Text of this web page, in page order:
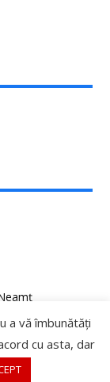
a vă îmbunătăți
cu asta, dar